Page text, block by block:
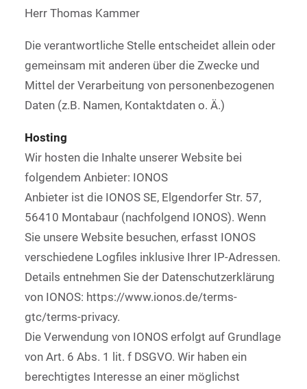
Herr Thomas Kammer
Die verantwortliche Stelle entscheidet allein oder
gemeinsam mit anderen über die Zwecke und
Mittel der Verarbeitung von personenbezogenen
Daten (z.B. Namen, Kontaktdaten o. Ä.)
Hosting
Wir hosten die Inhalte unserer Website bei
folgendem Anbieter: IONOS
Anbieter ist die IONOS SE, Elgendorfer Str. 57,
56410 Montabaur (nachfolgend IONOS). Wenn
Sie unsere Website besuchen, erfasst IONOS
verschiedene Logfiles inklusive Ihrer IP-Adressen.
Details entnehmen Sie der Datenschutzerklärung
von IONOS: https://www.ionos.de/terms-
gtc/terms-privacy.
Die Verwendung von IONOS erfolgt auf Grundlage
von Art. 6 Abs. 1 lit. f DSGVO. Wir haben ein
berechtigtes Interesse an einer möglichst